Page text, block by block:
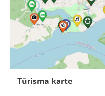
Tūrisma karte